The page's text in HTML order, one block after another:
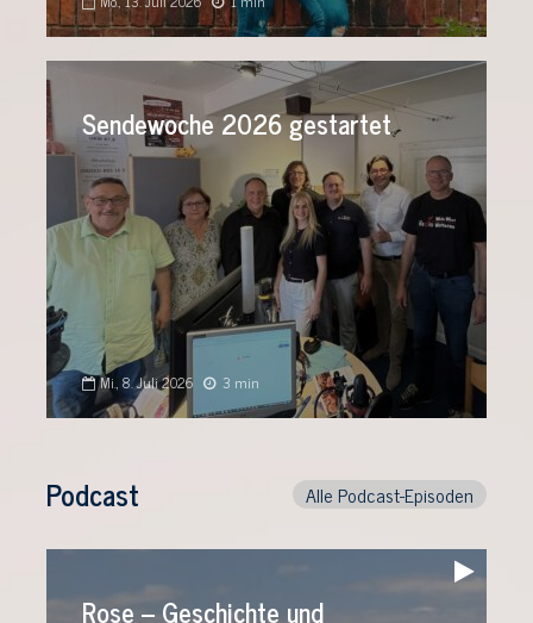
Sendewoche 2026 gestartet
Mi., 8. Juli 2026 3 min
Podcast Alle Podcast-Episoden
Audio-
Player
Rose – Geschichte und